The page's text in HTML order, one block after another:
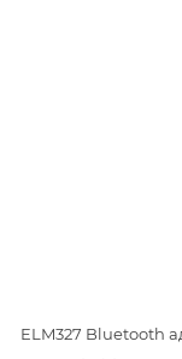
ELM327 Bluetooth